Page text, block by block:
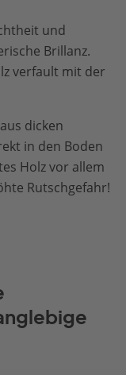
und
Brillanz.
verfault mit der
dicken
in den Boden
Holz vor allem
Rutschgefahr!